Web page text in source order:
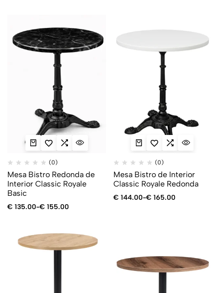
(0)
Mesa Bistro Redonda de
Interior Classic Royale
Basic
€ 135.00-€ 155.00
(0)
Mesa Bistro de Interior
Classic Royale Redonda
€ 144.00-€ 165.00